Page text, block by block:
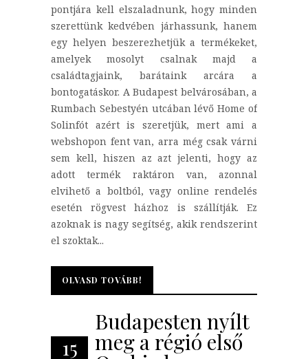
pontjára kell elszaladnunk, hogy minden
szerettünk kedvében járhassunk, hanem
egy helyen beszerezhetjük a termékeket,
amelyek mosolyt csalnak majd a
családtagjaink, barátaink arcára a
bontogatáskor. A Budapest belvárosában, a
Rumbach Sebestyén utcában lévő Home of
Solinfót azért is szeretjük, mert ami a
webshopon fent van, arra még csak várni
sem kell, hiszen az azt jelenti, hogy az
adott termék raktáron van, azonnal
elvihető a boltból, vagy online rendelés
esetén rögvest házhoz is szállítják. Ez
azoknak is nagy segítség, akik rendszerint
el szoktak...
OLVASD TOVÁBB!
OLVASD TOVÁBB!
15
Budapesten nyílt
meg a régió első